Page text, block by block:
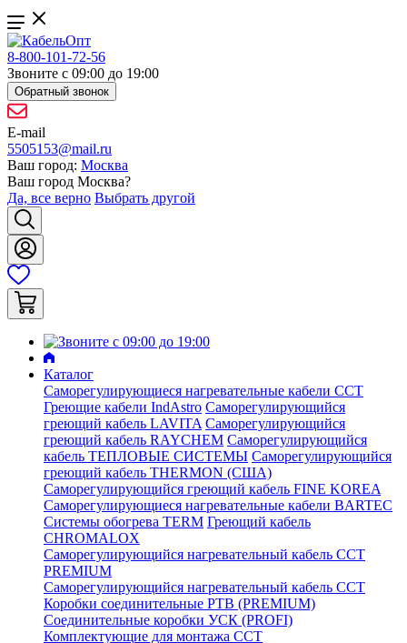
8-800-101-72-56
Звоните с 09:00 до 19:00
Обратный звонок
E-mail
5505153@mail.ru
Ваш город: Москва
Ваш город Москва?
Да, все верно Выбрать другой
Каталог
Саморегулирующиеся нагревательные кабели ССТ
Греющие кабели IndAstro Саморегулирующийся
греющий кабель LAVITA Саморегулирующийся
греющий кабель RAYCHEM Саморегулирующийся
кабель ТЕПЛОВЫЕ СИСТЕМЫ Саморегулирующийся
греющий кабель THERMON (США)
Саморегулирующийся греющий кабель FINE KOREA
Саморегулирующиеся нагревательные кабели BARTEC
Системы обогрева TERM Греющий кабель
CHROMALOX
Саморегулирующийся нагревательный кабель ССТ
PREMIUM
Саморегулирующийся нагревательный кабель ССТ
Коробки соединительные РТВ (PREMIUM)
Соединительные коробки УСК (PROFI)
Комплектующие для монтажа ССТ